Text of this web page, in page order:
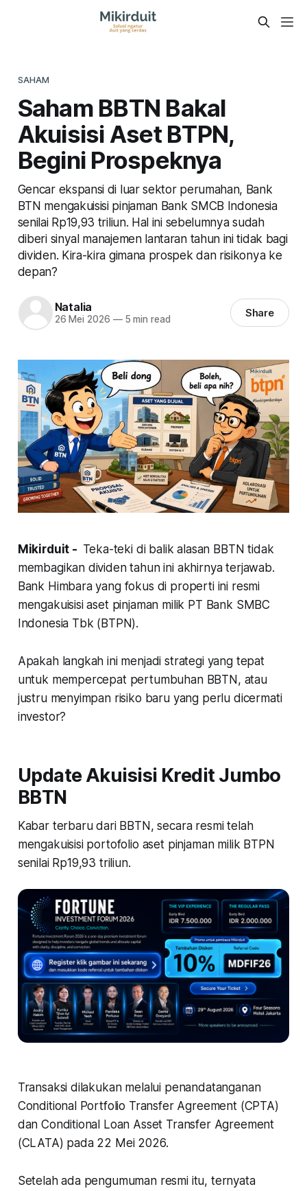
SAHAM
Saham BBTN Bakal
Akuisisi Aset BTPN,
Begini Prospeknya
Gencar ekspansi di luar sektor perumahan, Bank
BTN mengakuisisi pinjaman Bank SMCB Indonesia
senilai Rp19,93 triliun. Hal ini sebelumnya sudah
diberi sinyal manajemen lantaran tahun ini tidak bagi
dividen. Kira-kira gimana prospek dan risikonya ke
depan?
Natalia
26 Mei 2026 —5 min read Share
Mikirduit - Teka-teki di balik alasan BBTN tidak
membagikan dividen tahun ini akhirnya terjawab.
Bank Himbara yang fokus di properti ini resmi
mengakuisisi aset pinjaman milik PT Bank SMBC
Indonesia Tbk (BTPN).
Apakah langkah ini menjadi strategi yang tepat
untuk mempercepat pertumbuhan BBTN, atau
justru menyimpan risiko baru yang perlu dicermati
investor?
Update Akuisisi Kredit Jumbo
BBTN
Kabar terbaru dari BBTN, secara resmi telah
mengakuisisi portofolio aset pinjaman milik BTPN
senilai Rp19,93 triliun.
Transaksi dilakukan melalui penandatanganan
Conditional Portfolio Transfer Agreement (CPTA)
dan Conditional Loan Asset Transfer Agreement
(CLATA) pada 22 Mei 2026.
Setelah ada pengumuman resmi itu, ternyata